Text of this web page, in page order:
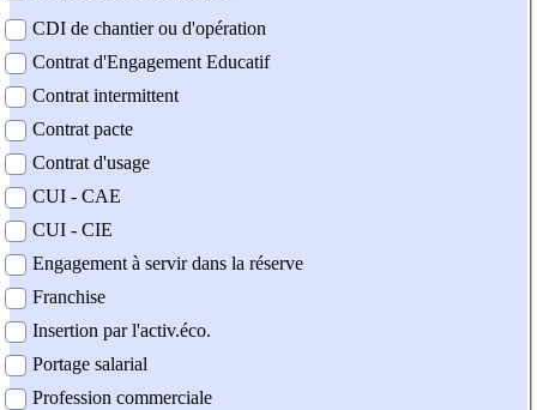
CDI de chantier ou d'opération
Contrat d'Engagement Educatif
Contrat intermittent
Contrat pacte
Contrat d'usage
CUI - CAE
CUI - CIE
Engagement à servir dans la réserve
Franchise
Insertion par l'activ.éco.
Portage salarial
Profession commerciale